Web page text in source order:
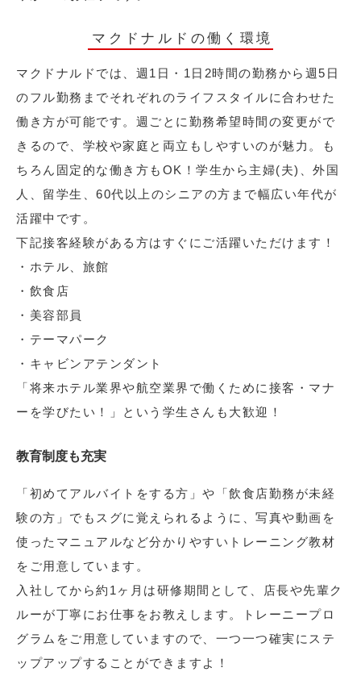
マクドナルドの働く環境
マクドナルドでは、週1日・1日2時間の勤務から週5日
のフル勤務までそれぞれのライフスタイルに合わせた
働き方が可能です。週ごとに勤務希望時間の変更がで
きるので、学校や家庭と両立もしやすいのが魅力。も
ちろん固定的な働き方もOK！学生から主婦(夫)、外国
人、留学生、60代以上のシニアの方まで幅広い年代が
活躍中です。
下記接客経験がある方はすぐにご活躍いただけます！
・ホテル、旅館
・飲食店
・美容部員
・テーマパーク
・キャビンアテンダント
「将来ホテル業界や航空業界で働くために接客・マナ
ーを学びたい！」という学生さんも大歓迎！
教育制度も充実
「初めてアルバイトをする方」や「飲食店勤務が未経
験の方」でもスグに覚えられるように、写真や動画を
使ったマニュアルなど分かりやすいトレーニング教材
をご用意しています。
入社してから約1ヶ月は研修期間として、店長や先輩ク
ルーが丁寧にお仕事をお教えします。トレーニープロ
グラムをご用意していますので、一つ一つ確実にステ
ップアップすることができますよ！